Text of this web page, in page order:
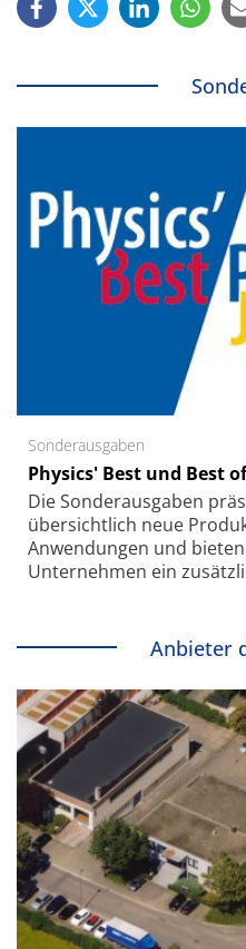
Sonderausgaben
Physics' Best und Best of
Die Sonder­ausgaben
übersichtlich neue
Anwendungen und
Unternehmen ein
Anbieter